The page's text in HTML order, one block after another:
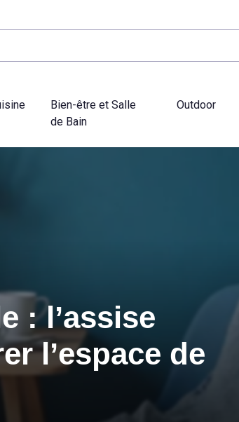
Bien-être et Salle
de Bain
Outdoor
: l’assise
l’espace de